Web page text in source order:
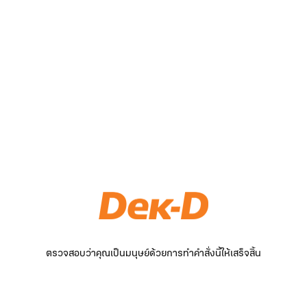
ตรวจสอบว่าคุณเป็นมนุษย์ด้วยการทำคำสั่งนี้ให้เสร็จสิ้น